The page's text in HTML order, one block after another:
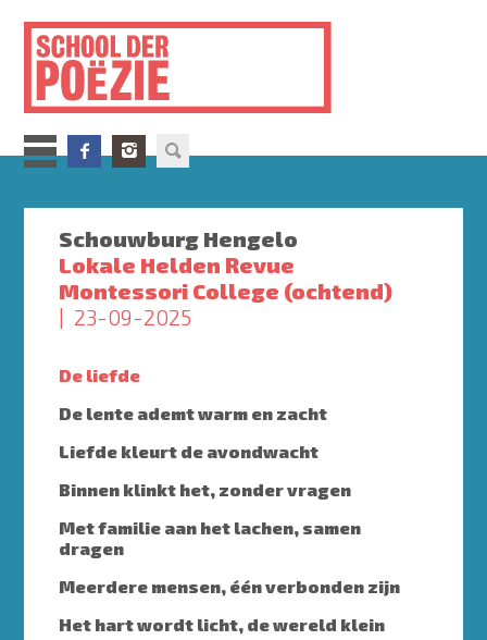
inhoud
gaan
Schouwburg Hengelo
Lokale Helden Revue
Montessori College (ochtend)
23-09-2025
De liefde
De lente ademt warm en zacht
Liefde kleurt de avondwacht
Binnen klinkt het, zonder vragen
Met familie aan het lachen, samen
dragen
Meerdere mensen, één verbonden zijn
Het hart wordt licht, de wereld klein